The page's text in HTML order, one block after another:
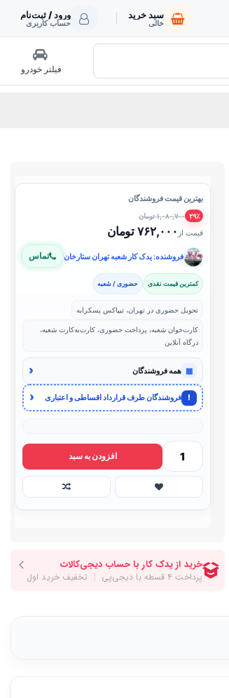
سبد خرید
خالی
ورود / ثبت‌نام
حساب کاربری
فیلتر خودرو
بهترین قیمت فروشندگان
۲۹٪ ۱,۰۸۰,۷۰۰ تومان
قیمت از ۷۶۲,۰۰۰ تومان
فروشنده: یدک کار شعبه تهران ستارخان تماس
کمترین قیمت نقدی حضوری / شعبه
تحویل حضوری در تهران، تیپاکس پسکرایه
کارت‌خوان شعبه، پرداخت حضوری، کارت‌به‌کارت شعبه،
درگاه آنلاین
▦ همه فروشندگان ‹
! فروشندگان طرف قرارداد اقساطی و اعتباری ‹
افزودن به سبد